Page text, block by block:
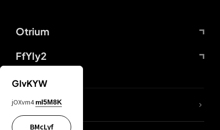
Otrium
FfYIy2
DDcvSo
GIvKYW
jOXvm4 mI5M8K
BMcLyf